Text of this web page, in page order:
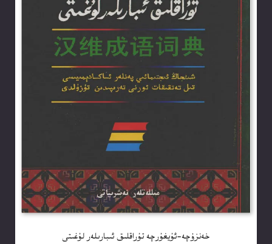
خەنزۇچە-ئۇيغۇرچە تۇراقلىق ئىبارىلەر لۇغىتى